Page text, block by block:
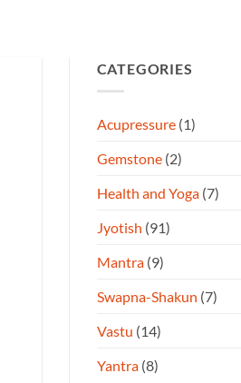
CATEGORIES
Acupressure(1)
Gemstone(2)
Health and Yoga(7)
Jyotish (91)
Mantra(9)
Swapna-Shakun (7)
Vastu (14)
Yantra(8)